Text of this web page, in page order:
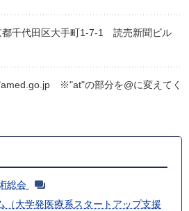
都千代田区大手町1-7-1 読売新聞ビル
※"at"の部分を@に変えてく
総会
（大学発医療系スタートアップ支援